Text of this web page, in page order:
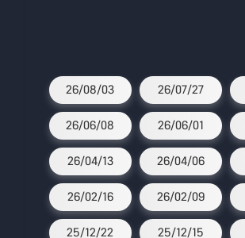
26/08/03 26/07/27
26/06/08 26/06/01
26/04/13 26/04/06
26/02/16 26/02/09
25/12/22 25/12/15